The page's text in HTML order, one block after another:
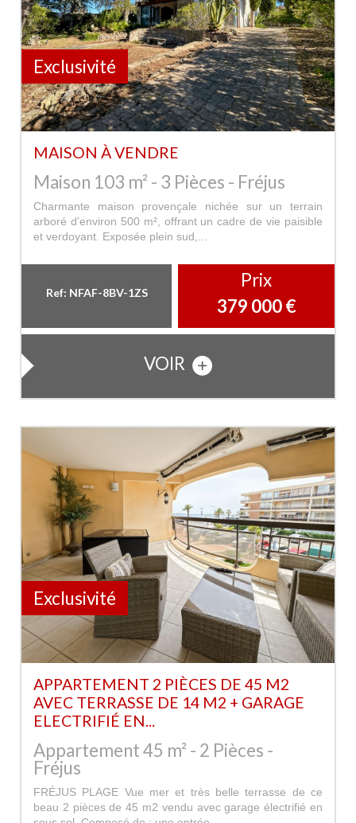
Exclusivité
MAISON À VENDRE
Maison 103 m² - 3 Pièces - Fréjus
Charmante maison provençale nichée sur un terrain
arboré d'environ 500 m², offrant un cadre de vie paisible
et verdoyant. Exposée plein sud,...
Ref: NFAF-8BV-1ZS
Prix
379 000 €
VOIR
Exclusivité
APPARTEMENT 2 PIÈCES DE 45 M2
AVEC TERRASSE DE 14 M2 + GARAGE
ELECTRIFIÉ EN...
Appartement 45 m² - 2 Pièces -
Fréjus
FRÉJUS PLAGE Vue mer et très belle terrasse de ce
beau 2 pièces de 45 m2 vendu avec garage électrifié en